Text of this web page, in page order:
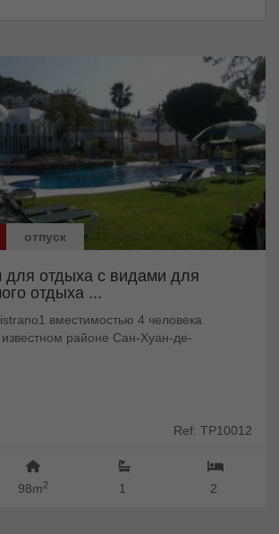
отпуск
отдыха с видами для
отдыха ...
вместимостью 4 человека
районе Сан-Хуан-де-
Ref: TP10012
98m2 2
1